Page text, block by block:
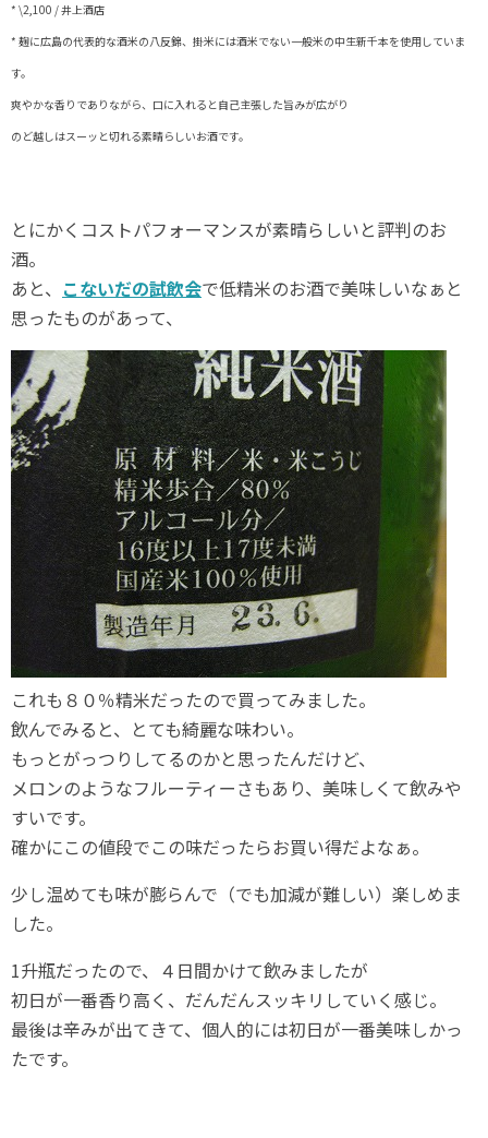
* \2,100 / 井上酒店
* 麹に広島の代表的な酒米の八反錦、掛米には酒米でない一般米の中生新千本を使用していま
す。
爽やかな香りでありながら、口に入れると自己主張した旨みが広がり
のど越しはスーッと切れる素晴らしいお酒です。
とにかくコストパフォーマンスが素晴らしいと評判のお
酒。
あと、 こないだの試飲会で低精米のお酒で美味しいなぁと
思ったものがあって、
これも８０％精米だったので買ってみました。
飲んでみると、とても綺麗な味わい。
もっとがっつりしてるのかと思ったんだけど、
メロンのようなフルーティーさもあり、美味しくて飲みや
すいです。
確かにこの値段でこの味だったらお買い得だよなぁ。
少し温めても味が膨らんで（でも加減が難しい）楽しめま
した。
1升瓶だったので、４日間かけて飲みましたが
初日が一番香り高く、だんだんスッキリしていく感じ。
最後は辛みが出てきて、個人的には初日が一番美味しかっ
たです。